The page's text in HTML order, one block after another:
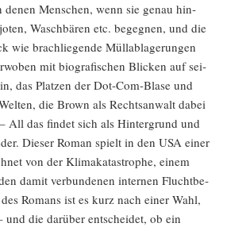
denen Men­schen, wenn sie genau hin­
Wasch­bä­ren etc. begeg­nen, und die
wie brach­lie­gen­de Müll­ab­la­ge­run­gen
mit bio­gra­fi­schen Bli­cken auf sei­
das Plat­zen der Dot-Com-Bla­se und
die Brown als Rechts­an­walt dabei
All das fin­det sich als Hin­ter­grund und
Die­ser Roman spielt in den USA einer
von der Kli­ma­ka­ta­stro­phe, einem
damit ver­bun­de­nen inter­nen Flucht­be­
Romans ist es kurz nach einer Wahl,
die dar­über ent­schei­det, ob ein